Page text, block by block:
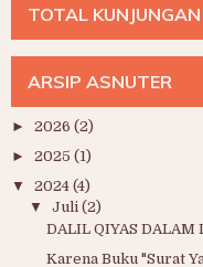
TOTAL KUNJUNGAN
ARSIP ASNUTER
► 2026 (2)
► 2025 (1)
▼ 2024 (4)
▼ Juli (2)
DALIL QIYAS DALAM
Karena Buku "Surat